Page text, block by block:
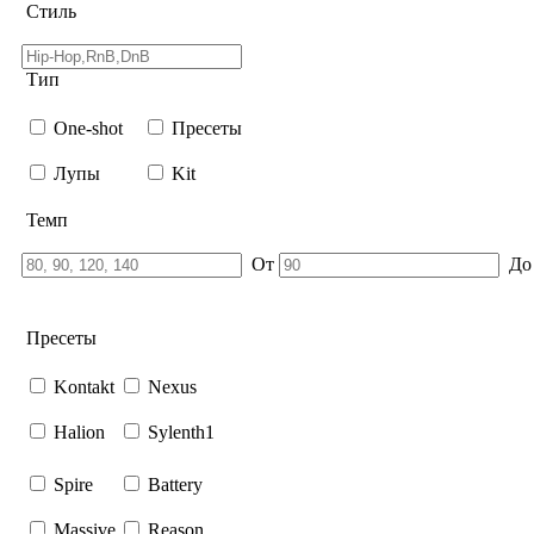
Стиль
Тип
One-shot
Лупы
Пресеты
Kit
Темп
От
Пресеты
Kontakt
Halion
Nexus
Sylenth1
Spire Battery